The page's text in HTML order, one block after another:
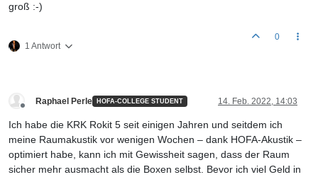
groß :-)
1 Antwort
0
Raphael Perle HOFA-COLLEGE STUDENT 14. Feb. 2022, 14:03
Ich habe die KRK Rokit 5 seit einigen Jahren und seitdem ich
meine Raumakustik vor wenigen Wochen – dank HOFA-Akustik –
optimiert habe, kann ich mit Gewissheit sagen, dass der Raum
sicher mehr ausmacht als die Boxen selbst. Bevor ich viel Geld in